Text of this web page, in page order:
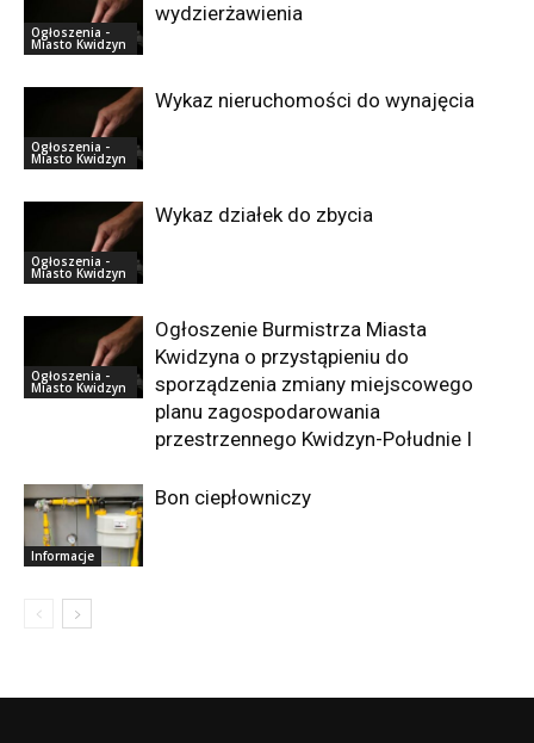
Ogłoszenia -
Miasto Kwidzyn
wydzierżawienia
Ogłoszenia -
Miasto Kwidzyn
Wykaz nieruchomości do wynajęcia
Ogłoszenia -
Miasto Kwidzyn
Wykaz działek do zbycia
Ogłoszenia -
Miasto Kwidzyn
Ogłoszenie Burmistrza Miasta
Kwidzyna o przystąpieniu do
sporządzenia zmiany miejscowego
planu zagospodarowania
przestrzennego Kwidzyn-Południe I
Informacje
Bon ciepłowniczy